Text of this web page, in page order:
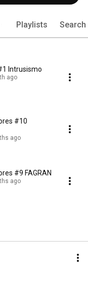
Playlists Search
Spot #1 Intrusismo
ago
#10
ago
#9 FAGRAN
ago